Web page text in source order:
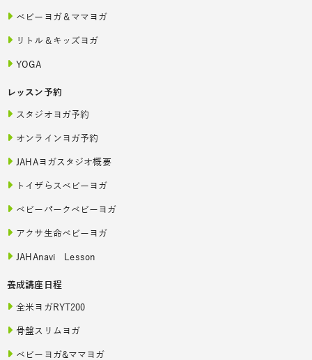
ベビーヨガ＆ママヨガ
リトル＆キッズヨガ
YOGA
レッスン予約
スタジオヨガ予約
オンラインヨガ予約
JAHAヨガスタジオ概要
トイザらスベビーヨガ
ベビーパークベビーヨガ
アクサ生命ベビーヨガ
JAHAnavi Lesson
養成講座日程
全米ヨガRYT200
骨盤スリムヨガ
ベビーヨガ&ママヨガ